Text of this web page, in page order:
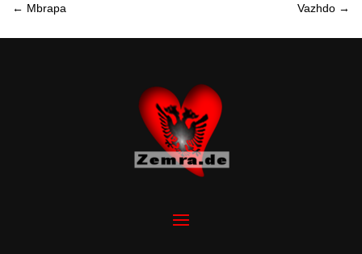
← Mbrapa Vazhdo →